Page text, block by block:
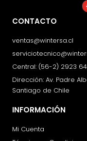
CONTACTO
ventas@wintersa.cl
Central: (56-2) 2923
Dirección: Av. Padre
Santiago de Chile
INFORMACIÓN
Mi Cuenta